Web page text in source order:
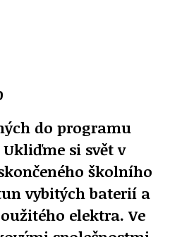
do programu
si svět v
školního
vybitých baterií a
elektra. Ve